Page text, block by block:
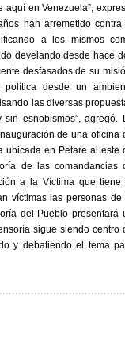
en Venezuela”,
han arremetido contra
a los mismos
develando desde hace
desfasados de su
desde un
las diversas
esnobismos”, agregó.
de una oficina
ubicada en Petare al este
de las comandancias
a la Víctima que tiene
víctimas las personas de
del Pueblo presentará
sigue siendo centro
y debatiendo el tema